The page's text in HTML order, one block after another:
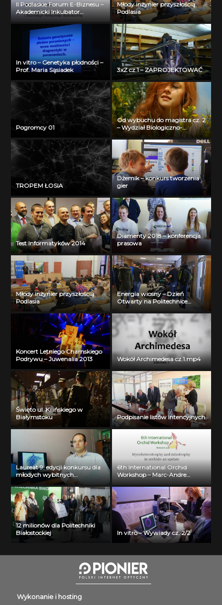
II Podlaskie Forum E-Biznesu –
Akademicki Inkubator
Przedsiębiorczości Politechniki
Białostockiej – Jerzy Muszyński
Młody inżynier przyszłością
Podlasia
In vitro – Genetyka płodności –
Prof. Maria Sąsiadek
3xZ cz.1 – ZAPROJEKTOWAĆ
Pogromcy 01
Od wybuchu do magistra cz. 2
– Wydział Biologiczno-
Chemiczny Uniwersytetu w
Białymstoku
TROPEM ŁOSIA
Dżemik – konkurs tworzenia
gier
Test Informatyków 2014
Diamenty 2018 – konferencja
prasowa
Młody inżynier przyszłością
Podlasia
Energia wiosny – Dzień
Otwarty na Politechnice
Białostockiej
Koncert Letniego Chamskiego
Podrywu – Juwenalia 2013
Wokół Archimedesa cz.1.mp4
Święto ul. Kilińskiego w
Białymstoku
Podpisanie listów intencyjnych
Laureat 9. edycji konkursu dla
młodych wybitnych
naukowców- dr inż. Krzysztof
Jurczuk
6th International Orchid
Workshop – Marc-Andre
Selosse
12 milionów dla Politechniki
Białostockiej
In vitro – Wywiady cz. 2/2
Wykonanie i hosting